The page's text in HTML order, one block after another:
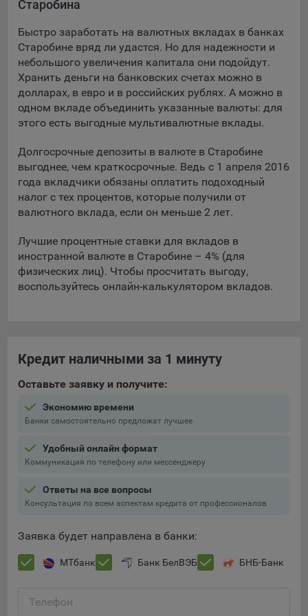
Подобные функции улучшают условия работы
9.3. Файлы cookie предпочтений, например, для настройки
контента. Данные файлы cookie собирают информацию о
выборе пользователя на сайте и его предпочтениях и
позволяют Обществу «запомнить» информацию о
выбранном пользователем городе и других местных
настройках для того, чтобы соответствующим образом
9.4. Аналитические файлы cookie, например
Яндекс.Метрика, Google Analytics. Данные файлы cookie
собирают информацию о том, как пользователь
использовал сайты, и позволяют Обществу вносить в них
улучшения.
Аналитические файлы cookie показывают, какие страницы
сайта Общества посещаются чаще всего, помогают
выявлять трудности, возникающие при использовании
сайта, а также позволяют оценить эффективность
9.5. Файлы cookie, применяемые для определения целевой
аудитории и в рекламных целях, например Яндекс.Метрика,
Технические/Функциональные, хранятся не более года;
Необходимые для функционирования веб-аналитических
платформ «Google Analytics», «Яндекс.Метрика»
передаются третьим лицам, часть из которых хранятся во
время пользования сайтом;
Остальные - не более года.
Отключение аналитических файлов cookie не позволяет
определять предпочтения пользователей сайта, в том числе
меры по совершенствованию работы сайта исходя из
Старобина
Быстро заработать на валютных вкладах в банках
Старобине вряд ли удастся. Но для надежности и
небольшого увеличения капитала они подойдут.
Хранить деньги на банковских счетах можно в
долларах, в евро и в российских рублях. А можно в
одном вкладе объединить указанные валюты: для
этого есть выгодные мультивалютные вклады.
Долгосрочные депозиты в валюте в Старобине
выгоднее, чем краткосрочные. Ведь с 1 апреля 2016
года вкладчики обязаны оплатить подоходный
налог с тех процентов, которые получили от
валютного вклада, если он меньше 2 лет.
Лучшие процентные ставки для вкладов в
иностранной валюте в Старобине – 4% (для
физических лиц). Чтобы просчитать выгоду,
воспользуйтесь онлайн-калькулятором вкладов.
Кредит наличными за 1 минуту
Оставьте заявку и получите:
Экономию времени
Банки самостоятельно предложат лучшее
Удобный онлайн формат
Коммуникация по телефону или мессенджеру
Ответы на все вопросы
Консультация по всем аспектам кредита от профессионалов
Заявка будет направлена в банки:
МТбанк Банк БелВЭБ БНБ-Банк
Телефон